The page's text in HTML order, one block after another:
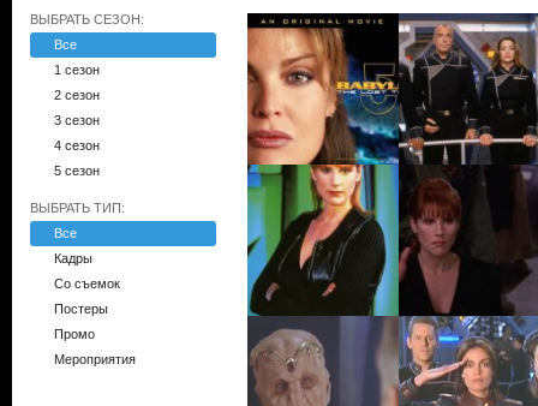
ВЫБРАТЬ СЕЗОН:
Все
1 сезон
2 сезон
3 сезон
4 сезон
5 сезон
ВЫБРАТЬ ТИП:
Все
Кадры
Со съемок
Постеры
Промо
Мероприятия